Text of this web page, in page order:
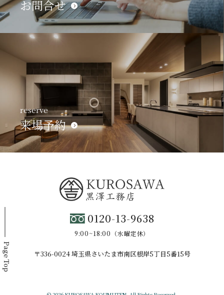
お問合せ
reserve
来場予約
Page Top
0120-13-9638
9:00~18:00（水曜定休）
〒336-0024 埼玉県さいたま市南区根岸5丁目5番15号